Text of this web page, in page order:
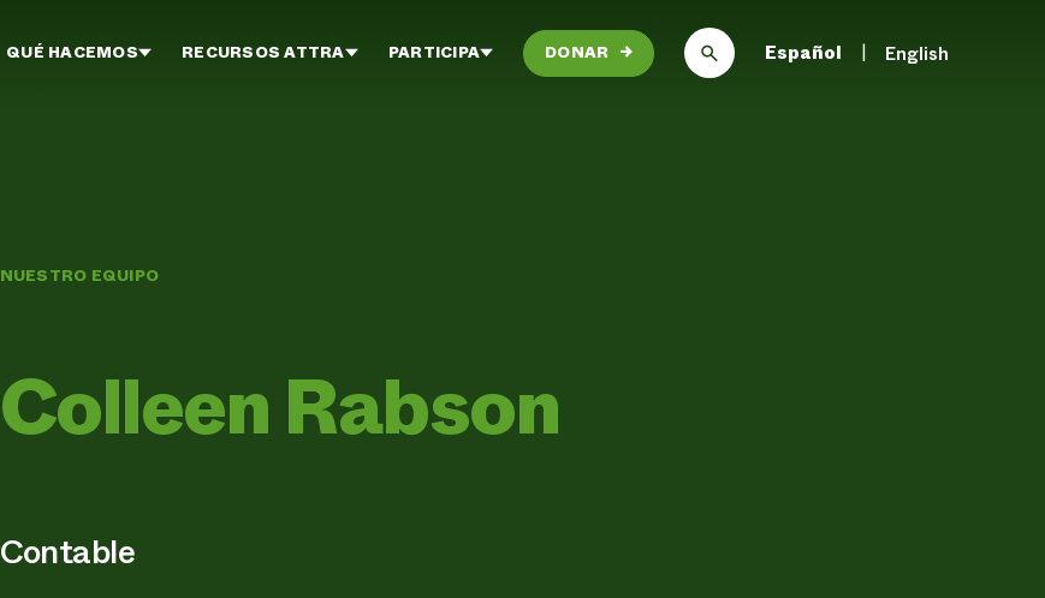
QUÉ HACEMOS RECURSOS ATTRA PARTICIPA DONAR → Español English
NUESTRO EQUIPO
Colleen Rabson
Contable